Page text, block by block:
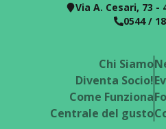
Via A. Cesari, 73 -
0544 /
Chi Siamo
Diventa Socio!
Come Funziona
Centrale del gusto